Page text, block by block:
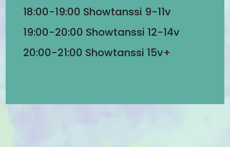
18:00-19:00 Showtanssi 9-11v
19:00-20:00 Showtanssi 12-14v
20:00-21:00 Showtanssi 15v+